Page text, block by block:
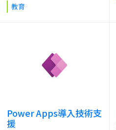
教育
Power Apps導入技術支
援